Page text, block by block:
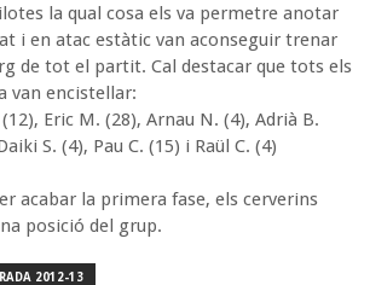
la qual cosa els va permetre anotar
i en atac estàtic van aconseguir trenar
de tot el partit. Cal destacar que tots els
van encistellar:
Eric M. (28), Arnau N. (4), Adrià B.
S. (4), Pau C. (15) i Raül C. (4)
acabar la primera fase, els cerverins
posició del grup.
2012-13